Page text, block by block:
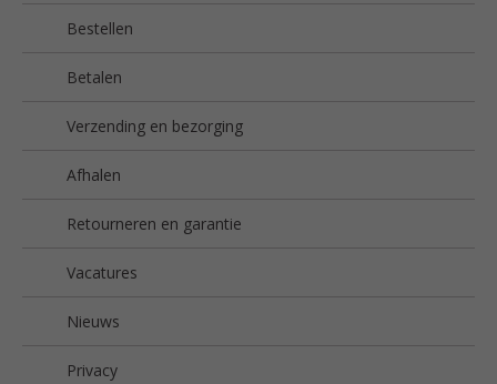
Bestellen
Betalen
Verzending en bezorging
Afhalen
Retourneren en garantie
Vacatures
Nieuws
Privacy